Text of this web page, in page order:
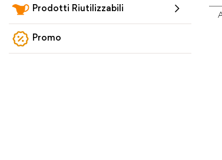
Prodotti Riutilizzabili
Promo